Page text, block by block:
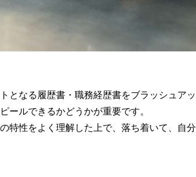
となる履歴書・職務経歴書をブラッシュアッ
ルできるかどうかが重要です。
特性をよく理解した上で、落ち着いて、自分